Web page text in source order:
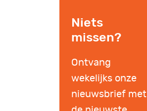
Niets
missen?
Ontvang
wekelijks onze
nieuwsbrief met